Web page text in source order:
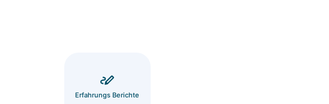
Erfahrungs Berichte